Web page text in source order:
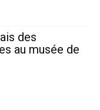
des
au musée de